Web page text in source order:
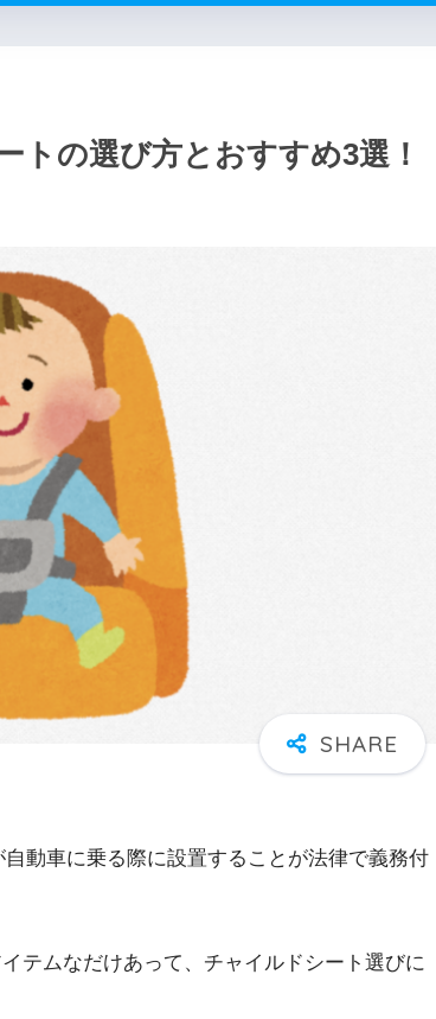
トの選び方とおすすめ3選！
動車に乗る際に設置することが法律で義務付
テムなだけあって、チャイルドシート選びに